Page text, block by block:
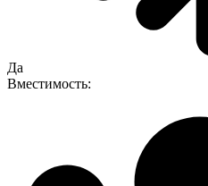
Да
Вместимость: